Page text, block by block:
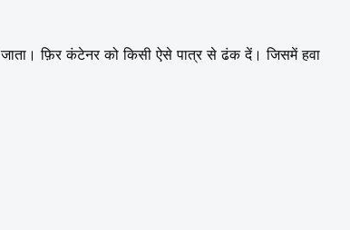
फ़िर कंटेनर को किसी ऐसे पात्र से ढंक दें। जिसमें हवा